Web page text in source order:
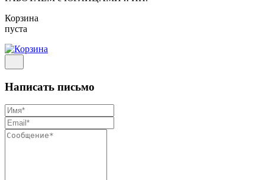
Корзина
пуста
Написать письмо